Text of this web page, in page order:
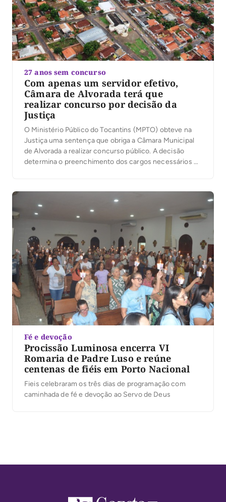
27 anos sem concurso
Com apenas um servidor efetivo,
Câmara de Alvorada terá que
realizar concurso por decisão da
Justiça
O Ministério Público do Tocantins (MPTO) obteve na
Justiça uma sentença que obriga a Câmara Municipal
de Alvorada a realizar concurso público. A decisão
determina o preenchimento dos cargos necessários ao
técnicas e operacionais, destinadas exclusivamente a
servidores efetivos. No processo, […]
Fé e devoção
Procissão Luminosa encerra VI
Romaria de Padre Luso e reúne
centenas de fiéis em Porto Nacional
Fieis celebraram os três dias de programação com
caminhada de fé e devoção ao Servo de Deus